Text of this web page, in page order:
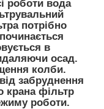
роботи вода
потрібно
в
осад.
колби.
забруднення
крана фільтр
роботи.